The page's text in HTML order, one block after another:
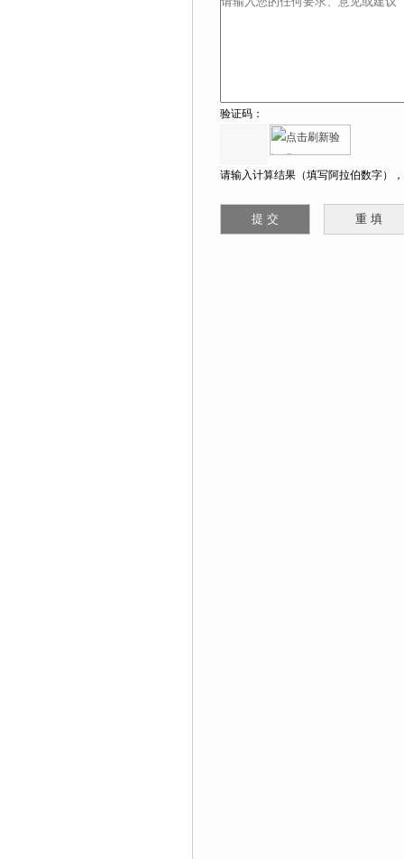
验证码：
请输入计算结果（填写阿拉伯数字）